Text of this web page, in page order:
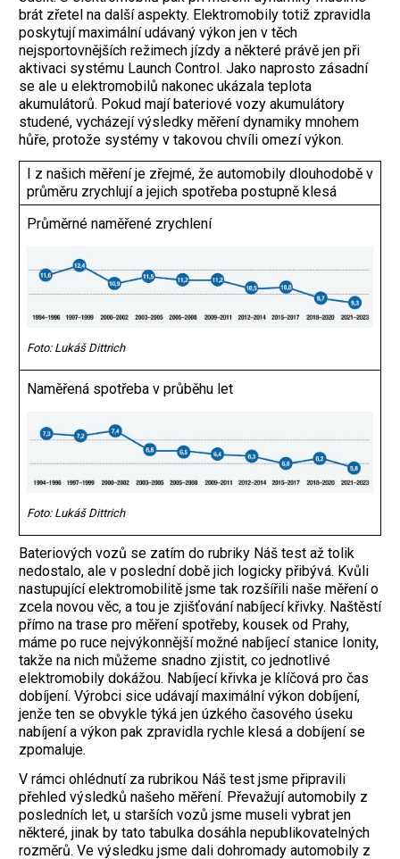
brát zřetel na další aspekty. Elektromobily totiž zpravidla
poskytují maximální udávaný výkon jen v těch
nejsportovnějších režimech jízdy a některé právě jen při
aktivaci systému Launch Control. Jako naprosto zásadní
se ale u elektromobilů nakonec ukázala teplota
akumulátorů. Pokud mají bateriové vozy akumulátory
studené, vycházejí výsledky měření dynamiky mnohem
hůře, protože systémy v takovou chvíli omezí výkon.
I z našich měření je zřejmé, že automobily dlouhodobě v
průměru zrychlují a jejich spotřeba postupně klesá
Průměrné naměřené zrychlení
Foto: Lukáš Dittrich
Naměřená spotřeba v průběhu let
Foto: Lukáš Dittrich
Bateriových vozů se zatím do rubriky Náš test až tolik
nedostalo, ale v poslední době jich logicky přibývá. Kvůli
nastupující elektromobilitě jsme tak rozšířili naše měření o
zcela novou věc, a tou je zjišťování nabíjecí křivky. Naštěstí
přímo na trase pro měření spotřeby, kousek od Prahy,
máme po ruce nejvýkonnější možné nabíjecí stanice Ionity,
takže na nich můžeme snadno zjistit, co jednotlivé
elektromobily dokážou. Nabíjecí křivka je klíčová pro čas
dobíjení. Výrobci sice udávají maximální výkon dobíjení,
jenže ten se obvykle týká jen úzkého časového úseku
nabíjení a výkon pak zpravidla rychle klesá a dobíjení se
zpomaluje.
V rámci ohlédnutí za rubrikou Náš test jsme připravili
přehled výsledků našeho měření. Převažují automobily z
posledních let, u starších vozů jsme museli vybrat jen
některé, jinak by tato tabulka dosáhla nepublikovatelných
rozměrů. Ve výsledku jsme dali dohromady automobily z